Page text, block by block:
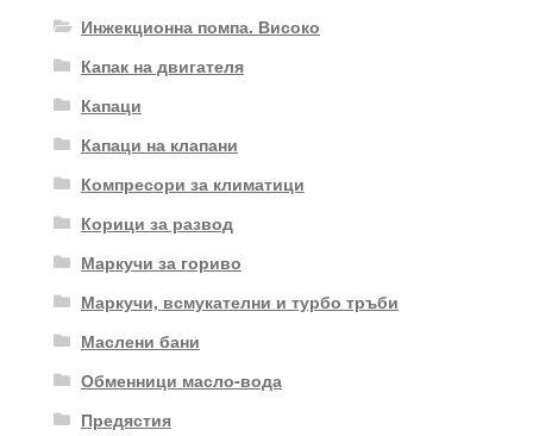
Инжекционна помпа. Високо
Капак на двигателя
Капаци
Капаци на клапани
Компресори за климатици
Корици за развод
Маркучи за гориво
Маркучи, всмукателни и турбо тръби
Маслени бани
Обменници масло-вода
Предястия